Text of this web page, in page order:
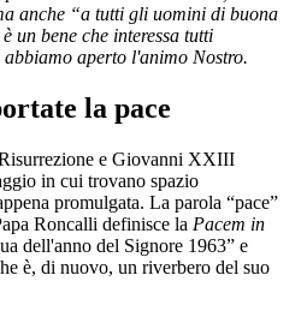
anche “a tutti gli uomini di buona
un bene che interessa tutti
aperto l'animo Nostro.
la pace
e Giovanni XXIII
in cui trovano spazio
promulgata. La parola “pace”
Roncalli definisce la Pacem in
dell'anno del Signore 1963” e
è, di nuovo, un riverbero del suo